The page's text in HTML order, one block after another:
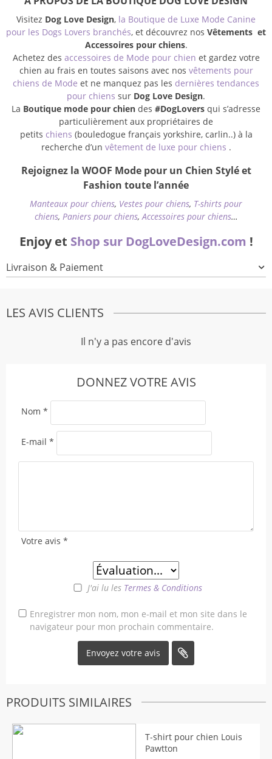
Visitez Dog Love Design, la Boutique de Luxe Mode Canine
pour les Dogs Lovers branchés, et découvrez nos Vêtements et
Accessoires pour chiens.
Achetez des accessoires de Mode pour chien et gardez votre
chien au frais en toutes saisons avec nos vêtements pour
chiens de Mode et ne manquez pas les dernières tendances
pour chiens sur Dog Love Design.
La Boutique mode pour chien des #DogLovers qui s’adresse
particulièrement aux propriétaires de
petits chiens (bouledogue français yorkshire, carlin..) à la
recherche d’un vêtement de luxe pour chiens .
Rejoignez la WOOF Mode pour un Chien Stylé et
Fashion toute l’année
Manteaux pour chiens, Vestes pour chiens, T-shirts pour
chiens, Paniers pour chiens,Accessoires pour chiens…
Enjoy et Shop sur DogLoveDesign.com !
Livraison & Paiement
LES AVIS CLIENTS
Il n'y a pas encore d'avis
DONNEZ VOTRE AVIS
Votre avis *
J'ai lu les Termes & Conditions
Nom *
E-mail *
Enregistrer mon nom, mon e-mail et mon site dans le
navigateur pour mon prochain commentaire.
PRODUITS SIMILAIRES
T-shirt pour chien Louis
Pawtton